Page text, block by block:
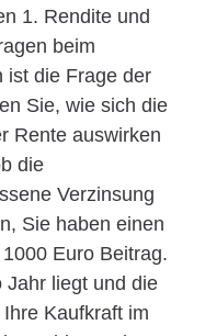
1. Rendite und
beim
ist die Frage der
Sie, wie sich die
Rente auswirken
die
Verzinsung
Sie haben einen
Euro Beitrag.
Jahr liegt und die
Kaufkraft im